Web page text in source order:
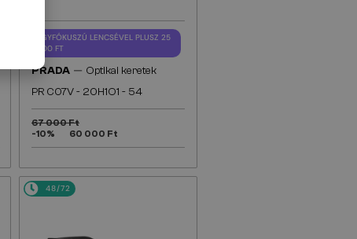
EGYFÓKUSZÚ LENCSÉVEL PLUSZ 25
000 FT
PRADA — Optikai keretek
PR C07V - 20H1O1 - 54
67 000 Ft
-10%
60 000 Ft
48/72